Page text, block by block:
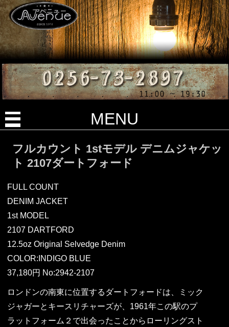
MENU
フルカウント 1stモデル デニムジャケッ
ト 2107ダートフォード
FULL COUNT
DENIM JACKET
1st MODEL
2107 DARTFORD
12.5oz Original Selvedge Denim
COLOR:INDIGO BLUE
37,180円 No:2942-2107
ロンドンの南東に位置するダートフォードは、ミック
ジャガーとキースリチャーズが、1961年この駅のプ
ラットフォーム２で出会ったことからローリングスト